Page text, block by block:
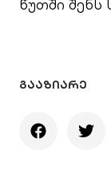
წუთში შენს
ᲒᲐᲐᲖᲘᲐᲠᲔ